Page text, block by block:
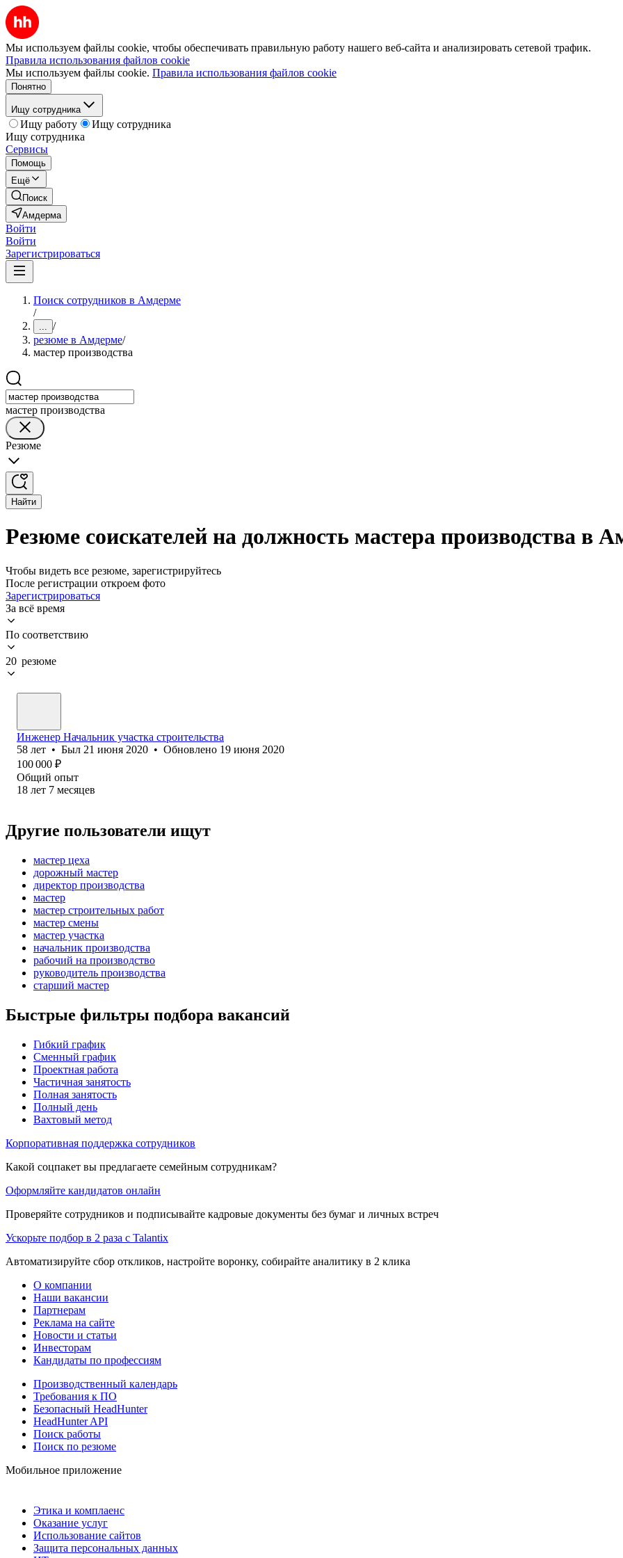
Мы используем файлы cookie, чтобы обеспечивать правильную работу нашего веб-сайта и анализировать сетевой трафик.
Правила использования файлов cookie
Мы используем файлы cookie. Правила использования файлов cookie
Понятно
Ищу сотрудника
Ищу работу
Ищу сотрудника
Ищу сотрудника
Сервисы
Помощь
Ещё
Поиск
Амдерма
Войти
Войти
Зарегистрироваться
Поиск сотрудников в Амдерме
/
... /
резюме в Амдерме/
мастер производства
мастер производства
Резюме
Найти
Резюме соискателей на должность мастера производства в
Чтобы видеть все резюме, зарегистрируйтесь
После регистрации откроем фото
Зарегистрироваться
За всё время
По соответствию
20 резюме
Инженер Начальник участка строительства
58 лет • Был 21 июня 2020 • Обновлено 19 июня 2020
100 000 ₽
Общий опыт
18 лет 7 месяцев
Другие пользователи ищут
мастер цеха
дорожный мастер
директор производства
мастер
мастер строительных работ
мастер смены
мастер участка
начальник производства
рабочий на производство
руководитель производства
старший мастер
Быстрые фильтры подбора вакансий
Гибкий график
Сменный график
Проектная работа
Частичная занятость
Полная занятость
Полный день
Вахтовый метод
Корпоративная поддержка сотрудников
Какой соцпакет вы предлагаете семейным сотрудникам?
Оформляйте кандидатов онлайн
Проверяйте сотрудников и подписывайте кадровые документы без бумаг и личных встреч
Ускорьте подбор в 2 раза с Talantix
Автоматизируйте сбор откликов, настройте воронку, собирайте аналитику в 2 клика
О компании
Наши вакансии
Партнерам
Реклама на сайте
Новости и статьи
Инвесторам
Кандидаты по профессиям
Производственный календарь
Требования к ПО
Безопасный HeadHunter
HeadHunter API
Поиск работы
Поиск по резюме
Мобильное приложение
Этика и комплаенс
Оказание услуг
Использование сайтов
Защита персональных данных